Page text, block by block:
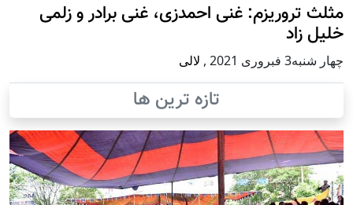
مثلث تروریزم: غنی احمدزی، غنی برادر و زلمی
خلیل زاد
چهار شنبه3 فبروری 2021 , لالی
تازه ترین ها